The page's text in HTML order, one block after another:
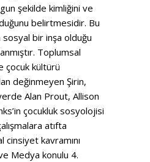
şekilde kimliğini ve
belirtmesidir. Bu
bir inşa olduğu
Toplumsal
çocuk kültürü
değinmeyen Şirin,
Alan Prout, Allison
çocukluk sosyolojisi
atıfta
kavramını
Medya konulu 4.